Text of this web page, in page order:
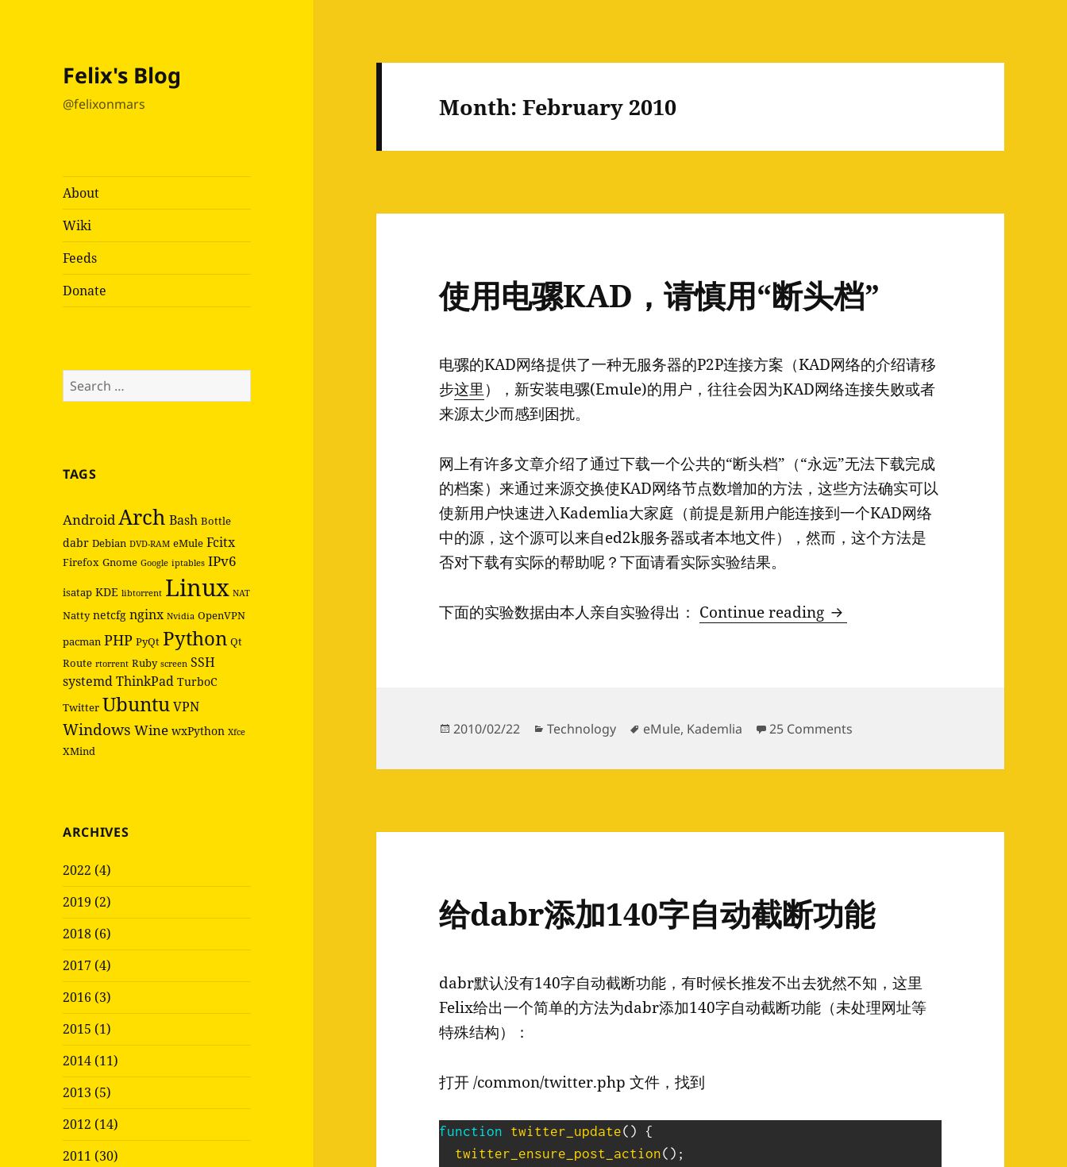
Felix's Blog
@felixonmars
About
Wiki
Feeds
Donate
Search
for:
TAGS
AndroidArch Bash Bottle
dabr Debian DVD-RAM eMule Fcitx
Firefox Gnome Google iptables IPv6
isatap KDE libtorrent Linux NAT
Natty netcfg nginx Nvidia OpenVPN
pacman PHP PyQt Python Qt
Route rtorrent Ruby screen SSH
systemdThinkPad TurboC
Twitter UbuntuVPN
Windows Wine wxPython Xfce
XMind
ARCHIVES
2022 (4)
2019 (2)
2018 (6)
2017 (4)
2016 (3)
2015 (1)
2014 (11)
2013 (5)
2012 (14)
2011 (30)
Month:February 2010
使用电骡KAD，请慎用“断头档”
电骡的KAD网络提供了一种无服务器的P2P连接方案（KAD网络的介绍请移
步这里），新安装电骡(Emule)的用户，往往会因为KAD网络连接失败或者
来源太少而感到困扰。
网上有许多文章介绍了通过下载一个公共的“断头档”（“永远”无法下载完成
的档案）来通过来源交换使KAD网络节点数增加的方法，这些方法确实可以
使新用户快速进入Kademlia大家庭（前提是新用户能连接到一个KAD网络
中的源，这个源可以来自ed2k服务器或者本地文件），然而，这个方法是
否对下载有实际的帮助呢？下面请看实际实验结果。
下面的实验数据由本人亲自实验得出： Continue reading 使用电骡KAD，请慎用“断头档”
Posted
2010/02/22 Categories
Technology Tags
eMule, Kademlia 25 Comments
给dabr添加140字自动截断功能
dabr默认没有140字自动截断功能，有时候长推发不出去犹然不知，这里
Felix给出一个简单的方法为dabr添加140字自动截断功能（未处理网址等
特殊结构）：
打开 /common/twitter.php 文件，找到
function twitter_update( )
{
twitter_ensure_post_action( ) ;